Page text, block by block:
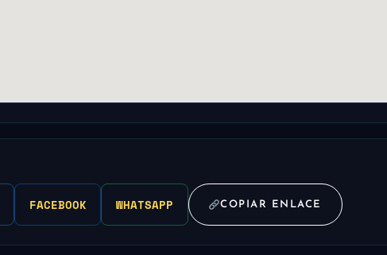
FACEBOOK WHATSAPP COPIAR ENLACE